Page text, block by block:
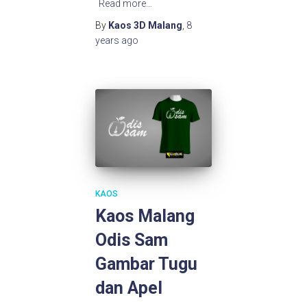
Read more…
By Kaos 3D Malang, 8
years ago
KAOS
Kaos Malang
Odis Sam
Gambar Tugu
dan Apel